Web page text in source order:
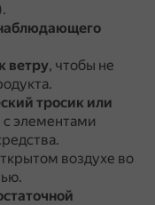
ветру, чтобы не
тросик или
с элементами
воздухе во